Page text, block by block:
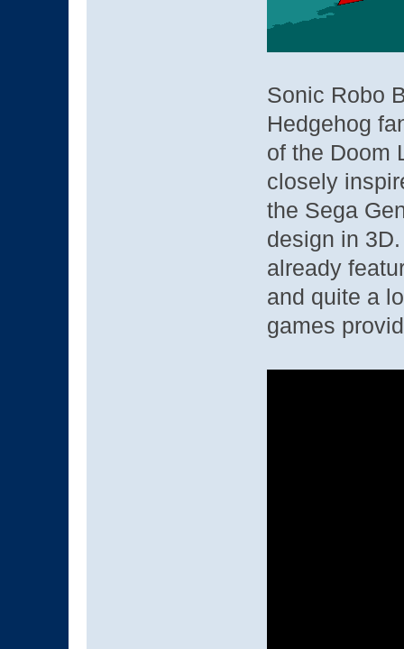
Sonic Robo
Hedgehog
of the Doom
closely
the Sega
design in
already
and quite a
games